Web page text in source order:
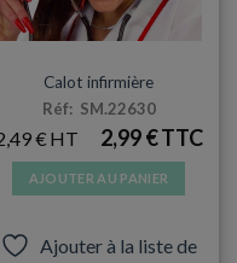
Calot infirmière
Réf: SM.22630
€ 2,99€
AJOUTER AU PANIER
Ajouter à la liste de